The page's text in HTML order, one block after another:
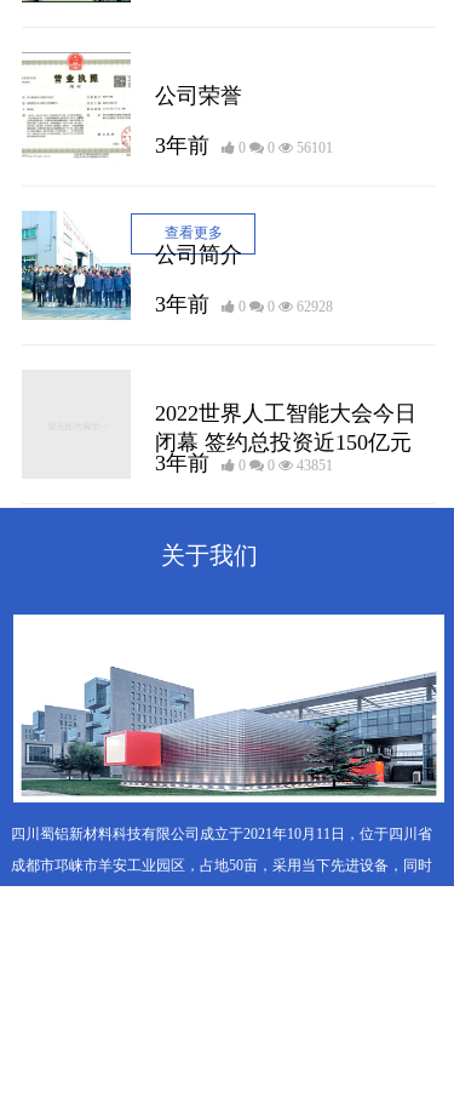
查看更多
公司荣誉
3年前 0 0 56101
公司品牌
公司简介
3年前 0 0 62928
2022世界人工智能大会今日
闭幕 签约总投资近150亿元
3年前
0 0 43851
关于我们
四川蜀铝新材料科技有限公司成立于2021年10月11日，位于四川省
成都市邛崃市羊安工业园区，占地50亩，采用当下先进设备，同时